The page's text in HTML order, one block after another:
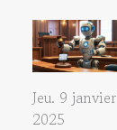
Jeu. 9 janvier
2025